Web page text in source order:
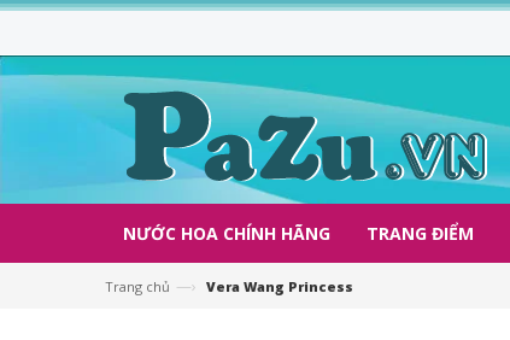
NƯỚC HOA CHÍNH HÃNG TRANG ĐIỂM
Trang chủ —› Vera Wang Princess